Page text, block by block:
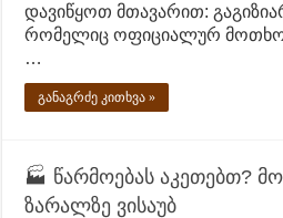
დავიწყოთ მთავარით:
რომელიც ოფიციალურ
…
განაგრძე კითხვა »
🏭 წარმოებას აკეთებთ?
ზარალზე ვისაუბ